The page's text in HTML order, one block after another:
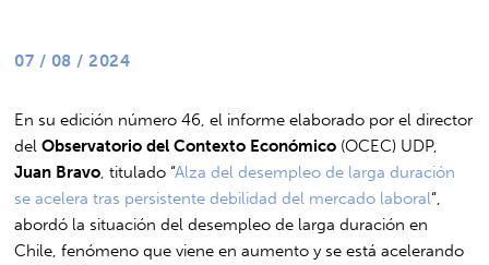
07 / 08 / 2024
En su edición número 46, el informe elaborado por el director
delObservatorio del Contexto Económico (OCEC) UDP,
Juan Bravo , titulado “Alza del desempleo de larga duración
se acelera tras persistente debilidad del mercado laboral“,
abordó la situación del desempleo de larga duración en
Chile, fenómeno que viene en aumento y se está acelerando